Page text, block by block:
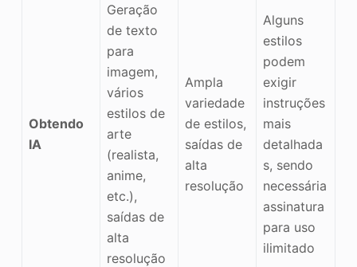
Obtendo
IA
Geração
de texto
para
imagem,
vários
estilos de
arte
(realista,
anime,
etc.),
saídas de
alta
resolução
Ampla
variedade
de estilos,
saídas de
alta
resolução
Alguns
estilos
podem
exigir
instruções
mais
detalhada
s, sendo
necessária
assinatura
para uso
ilimitado